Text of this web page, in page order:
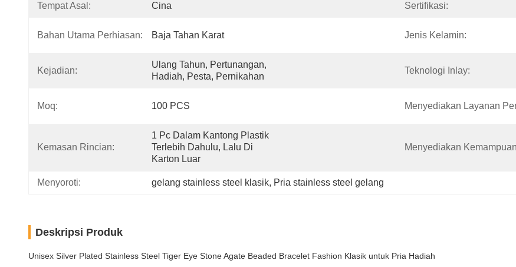
Tempat Asal: Cina Sertifikasi:
Bahan Utama Perhiasan: Baja Tahan Karat Jenis Kelamin:
Kejadian:
Ulang Tahun, Pertunangan,
Hadiah, Pesta, Pernikahan
Teknologi Inlay:
Moq: 100 PCS Menyediakan Layanan
Kemasan Rincian:
1 Pc Dalam Kantong Plastik
Terlebih Dahulu, Lalu Di
Karton Luar
Menyediakan
Menyoroti: gelang stainless steel klasik, Pria stainless steel gelang
Deskripsi Produk
Unisex Silver Plated Stainless Steel Tiger Eye Stone Agate Beaded Bracelet Fashion Klasik untuk Pria Hadiah